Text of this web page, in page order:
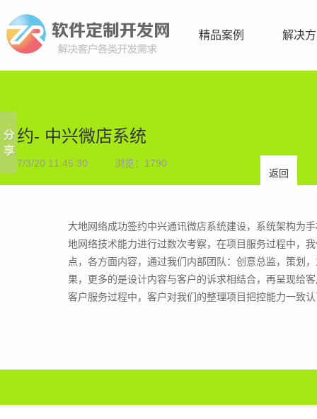
精品案例 解决
返回
签约- 中兴微店系统
2017/3/20 11:45:30 浏览： 1790
大地网络成功签约中兴通讯微店系统建设，系统架构为
地网络技术能力进行过数次考察，在项目服务过程中，
点，各方面内容，通过我们内部团队：创意总监，策划
果，更多的是设计内容与客户的诉求相结合，再呈现给
客户服务过程中，客户对我们的整理项目把控能力一致